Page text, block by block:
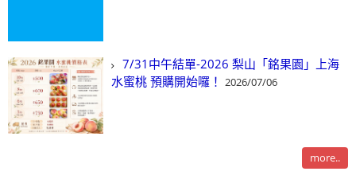
7/31中午結單-2026 梨山「銘果園」上海
水蜜桃 預購開始囉！ 2026/07/06
more..